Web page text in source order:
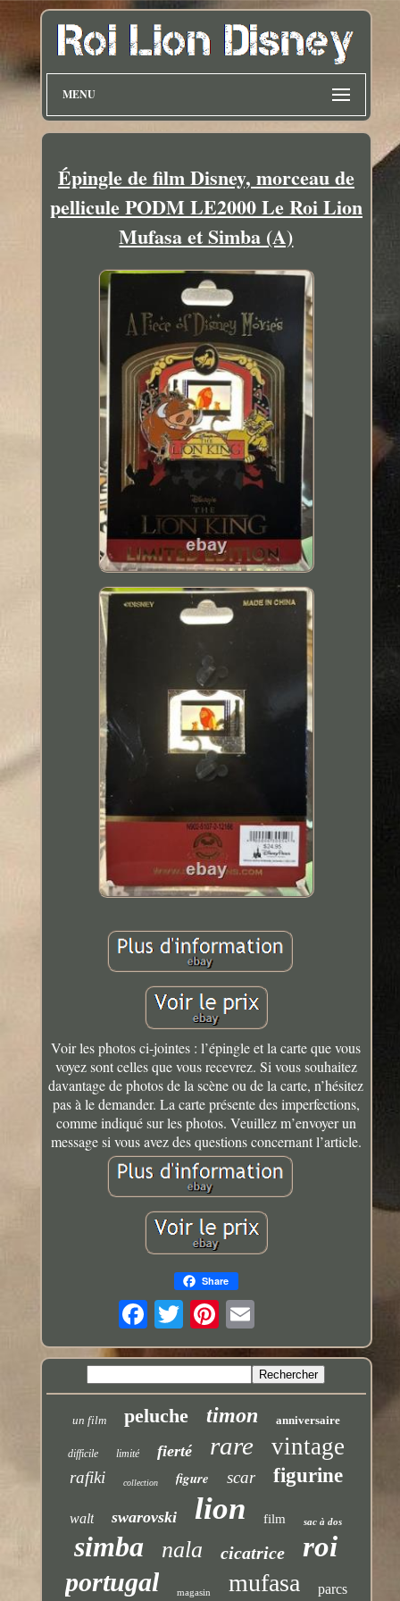
MENU
Épingle de film Disney, morceau de
pellicule PODM LE2000 Le Roi Lion
Mufasa et Simba (A)
Voir les photos ci-jointes : l’épingle et la carte que vous
voyez sont celles que vous recevrez. Si vous souhaitez
davantage de photos de la scène ou de la carte, n’hésitez
pas à le demander. La carte présente des imperfections,
comme indiqué sur les photos. Veuillez m’envoyer un
message si vous avez des questions concernant l’article.
Share
un film peluche timon anniversaire
difficile limité fierté rare vintage
rafiki collection figure scar figurine
walt swarovski lion film sac à dos
simba nala cicatrice roi
portugal magasin mufasa parcs